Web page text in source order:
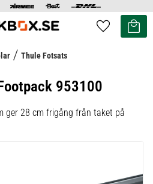
Favoriter
Kundvagn
Thule Fotsats
953100
ger 28 cm frigång från taket på